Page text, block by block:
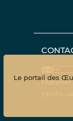
Le portail des